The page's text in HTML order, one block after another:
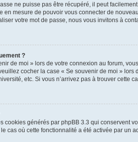
ne puisse pas être récupéré, il peut
en mesure de pouvoir vous connecter de
votre mot de passe, nous vous invitons à
?
de moi » lors de votre connexion au forum,
cocher la case « Se souvenir de moi »
etc. Si vous n’arrivez pas à trouver cette
cookies générés par phpBB 3.3 qui conservent
cas où cette fonctionnalité a été activée par